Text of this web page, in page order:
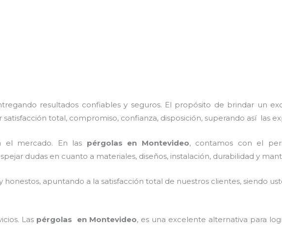
resultados confiables y seguros. El propósito de brindar un
satisfacción total, compromiso, confianza, disposición, superando así las
el mercado. En las pérgolas en Montevideo, contamos con el
dudas en cuanto a materiales, diseños, instalación, durabilidad y
apuntando a la satisfacción total de nuestros clientes, siendo
Las pérgolas en Montevideo, es una excelente alternativa para